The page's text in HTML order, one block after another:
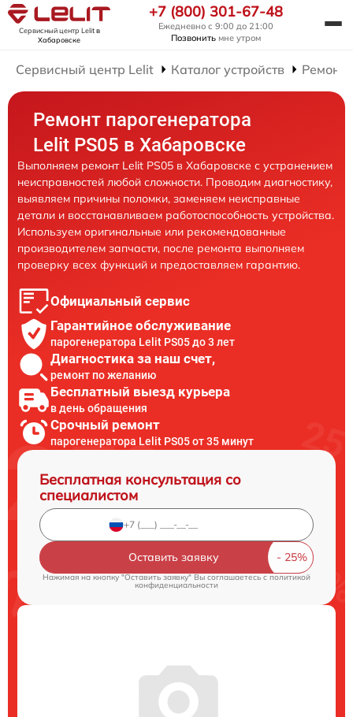
Сервисный центр Lelitв
Хабаровске
+7 (800) 301-67-48
Ежедневно с 9:00 до 21:00
Позвонить мне утром
Сервисный центр Lelit Каталог устройств Ремонт
Ремонт парогенератора
Lelit PS05 в Хабаровске
Выполняем ремонт Lelit PS05 в Хабаровске с устранением
неисправностей любой сложности. Проводим диагностику,
выявляем причины поломки, заменяем неисправные
детали и восстанавливаем работоспособность устройства.
Используем оригинальные или рекомендованные
производителем запчасти, после ремонта выполняем
проверку всех функций и предоставляем гарантию.
Официальный сервис
Гарантийное обслуживание
парогенератора Lelit PS05 до 3 лет
Диагностика за наш счет,
ремонт по желанию
Бесплатный выезд курьера
в день обращения
Срочный ремонт
парогенератора Lelit PS05 от 35 минут
Бесплатная консультация со
специалистом
Оставить заявку
Нажимая на кнопку "Оставить заявку" Вы соглашаетесь cполитикой
конфиденциальности